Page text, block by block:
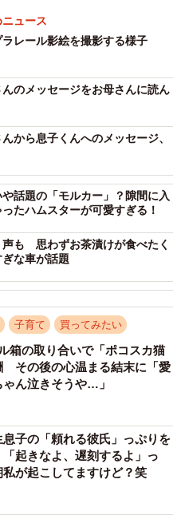
（動画よりキャプチャ／提供：
術的な「プラレール」の影
ングルから撮影されたプロ
は、「どうやって撮ってる
た。
ュース
ラレール影絵を撮影する様子
んのメッセージをお母さんに読ん
から息子くんへのメッセージ、
話題の「モルカー」？隙間に入
たハムスターが可愛すぎる！
声も 思わずお茶漬けが食べたく
な車が話題
子育て 買ってみたい
箱の取り合いで「ポコスカ猫
その後の心温まる結末に「愛
ゃん泣きそうや…」
息子の「頼れる彼氏」っぷりを
起きなよ、遅刻するよ」っ
が起こしてますけど？笑